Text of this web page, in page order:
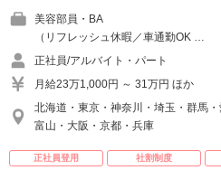
美容部員・BA
（リフレッシュ休暇／車通勤OK …
正社員/アルバイト・パート
月給23万1,000円 ～ 31万円 ほか
北海道・東京・神奈川・埼玉・群馬・
富山・大阪・京都・兵庫
正社員登用 社割制度